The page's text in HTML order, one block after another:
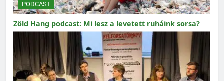
PODCAST
Zöld Hang podcast: Mi lesz a levetett ruháink sorsa?